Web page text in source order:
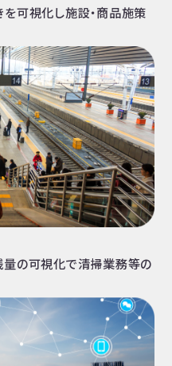
可視化し施設・商品施策
の可視化で清掃業務等の